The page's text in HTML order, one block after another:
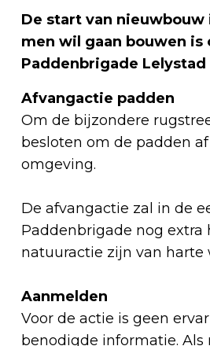
De start van
men wil gaan bouwen
Paddenbrigade
Afvangactie padden
Om de bijzondere
besloten om de padden
omgeving.
De afvangactie zal in de
Paddenbrigade nog
natuuractie zijn van harte
Aanmelden
Voor de actie is geen
benodigde informatie.